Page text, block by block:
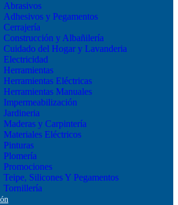
Abrasivos
Adhesivos y Pegamentos
Cerrajería
Construcción y Albañilería
Cuidado del Hogar y Lavanderia
Electricidad
Herramientas
Herramientas Eléctricas
Herramientas Manuales
Impermeabilización
Jardineria
Maderas y Carpintería
Materiales Eléctricos
Pinturas
Plomería
Promociones
Teipe, Silicones Y Pegamentos
Tornillería